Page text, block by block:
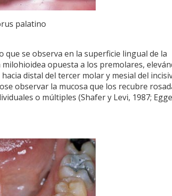
palatino
se observa en la superficie lingual de la
opuesta a los premolares,
distal del tercer molar y mesial del
observar la mucosa que los recubre
o múltiples (Shafer y Levi, 1987;